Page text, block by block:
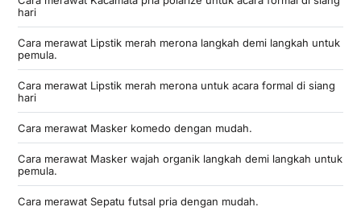
hari
Cara merawat Lipstik merah merona langkah demi langkah untuk
pemula.
Cara merawat Lipstik merah merona untuk acara formal di siang
hari
Cara merawat Masker komedo dengan mudah.
Cara merawat Masker wajah organik langkah demi langkah untuk
pemula.
Cara merawat Sepatu futsal pria dengan mudah.